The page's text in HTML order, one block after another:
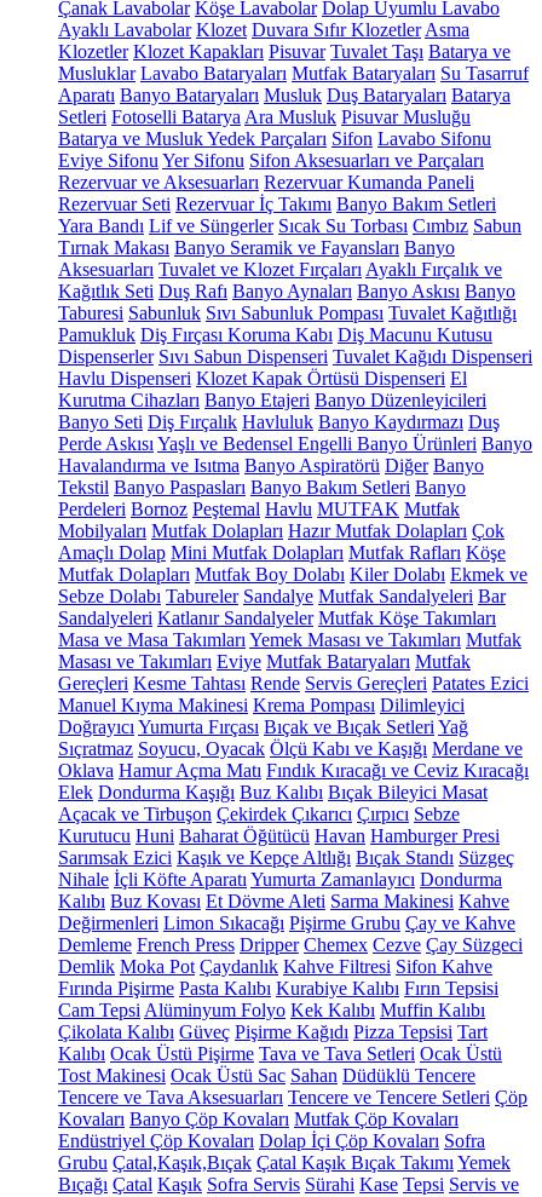
Çanak Lavabolar Köşe Lavabolar Dolap Uyumlu Lavabo
Ayaklı Lavabolar Klozet Duvara Sıfır Klozetler Asma
Klozetler Klozet Kapakları Pisuvar Tuvalet Taşı Batarya ve
Musluklar Lavabo Bataryaları Mutfak Bataryaları Su Tasarruf
Aparatı Banyo Bataryaları Musluk Duş Bataryaları Batarya
Setleri Fotoselli Batarya Ara Musluk Pisuvar Musluğu
Batarya ve Musluk Yedek Parçaları Sifon Lavabo Sifonu
Eviye Sifonu Yer Sifonu Sifon Aksesuarları ve Parçaları
Rezervuar ve Aksesuarları Rezervuar Kumanda Paneli
Rezervuar Seti Rezervuar İç Takımı Banyo Bakım Setleri
Yara Bandı Lif ve Süngerler Sıcak Su Torbası Cımbız Sabun
Tırnak Makası Banyo Seramik ve Fayansları Banyo
Aksesuarları Tuvalet ve Klozet Fırçaları Ayaklı Fırçalık ve
Kağıtlık Seti Duş Rafı Banyo Aynaları Banyo Askısı Banyo
Taburesi Sabunluk Sıvı Sabunluk Pompası Tuvalet Kağıtlığı
Pamukluk Diş Fırçası Koruma Kabı Diş Macunu Kutusu
Dispenserler Sıvı Sabun Dispenseri Tuvalet Kağıdı Dispenseri
Havlu Dispenseri Klozet Kapak Örtüsü Dispenseri El
Kurutma Cihazları Banyo Etajeri Banyo Düzenleyicileri
Banyo Seti Diş Fırçalık Havluluk Banyo Kaydırmazı Duş
Perde Askısı Yaşlı ve Bedensel Engelli Banyo Ürünleri Banyo
Havalandırma ve Isıtma Banyo Aspiratörü Diğer Banyo
Tekstil Banyo Paspasları Banyo Bakım Setleri Banyo
Perdeleri Bornoz Peştemal Havlu MUTFAK Mutfak
Mobilyaları Mutfak Dolapları Hazır Mutfak Dolapları Çok
Amaçlı Dolap Mini Mutfak Dolapları Mutfak Rafları Köşe
Mutfak Dolapları Mutfak Boy Dolabı Kiler Dolabı Ekmek ve
Sebze Dolabı Tabureler Sandalye Mutfak Sandalyeleri Bar
Sandalyeleri Katlanır Sandalyeler Mutfak Köşe Takımları
Masa ve Masa Takımları Yemek Masası ve Takımları Mutfak
Masası ve Takımları Eviye Mutfak Bataryaları Mutfak
Gereçleri Kesme Tahtası Rende Servis Gereçleri Patates Ezici
Manuel Kıyma Makinesi Krema Pompası Dilimleyici
Doğrayıcı Yumurta Fırçası Bıçak ve Bıçak Setleri Yağ
Sıçratmaz Soyucu, Oyacak Ölçü Kabı ve Kaşığı Merdane ve
Oklava Hamur Açma Matı Fındık Kıracağı ve Ceviz Kıracağı
Elek Dondurma Kaşığı Buz Kalıbı Bıçak Bileyici Masat
Açacak ve Tirbuşon Çekirdek Çıkarıcı Çırpıcı Sebze
Kurutucu Huni Baharat Öğütücü Havan Hamburger Presi
Sarımsak Ezici Kaşık ve Kepçe Altlığı Bıçak Standı Süzgeç
Nihale İçli Köfte Aparatı Yumurta Zamanlayıcı Dondurma
Kalıbı Buz Kovası Et Dövme Aleti Sarma Makinesi Kahve
Değirmenleri Limon Sıkacağı Pişirme Grubu Çay ve Kahve
Demleme French Press Dripper Chemex Cezve Çay Süzgeci
Demlik Moka Pot Çaydanlık Kahve Filtresi Sifon Kahve
Fırında Pişirme Pasta Kalıbı Kurabiye Kalıbı Fırın Tepsisi
Cam Tepsi Alüminyum Folyo Kek Kalıbı Muffin Kalıbı
Çikolata Kalıbı Güveç Pişirme Kağıdı Pizza Tepsisi Tart
Kalıbı Ocak Üstü Pişirme Tava ve Tava Setleri Ocak Üstü
Tost Makinesi Ocak Üstü Sac Sahan Düdüklü Tencere
Tencere ve Tava Aksesuarları Tencere ve Tencere Setleri Çöp
Kovaları Banyo Çöp Kovaları Mutfak Çöp Kovaları
Endüstriyel Çöp Kovaları Dolap İçi Çöp Kovaları Sofra
Grubu Çatal,Kaşık,Bıçak Çatal Kaşık Bıçak Takımı Yemek
Bıçağı Çatal Kaşık Sofra Servis Sürahi Kase Tepsi Servis ve